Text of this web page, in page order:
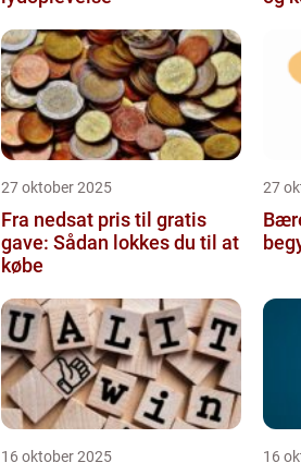
27 oktober 2025
Fra nedsat pris til gratis
gave: Sådan lokkes du til at
købe
27
16 oktober 2025 16